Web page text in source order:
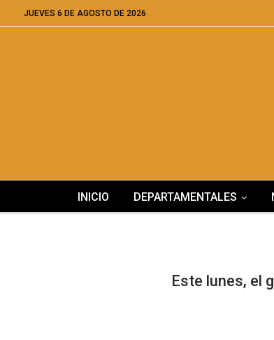
JUEVES 6 DE AGOSTO DE 2026
INICIO DEPARTAMENTALES
Este lunes, el